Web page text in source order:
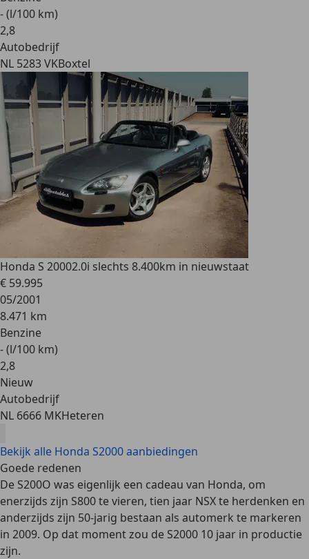
- (l/100 km)
2,8
Autobedrijf
NL 5283 VKBoxtel
Honda S 20002.0i slechts 8.400km in nieuwstaat
€ 59.995
05/2001
8.471 km
Benzine
- (l/100 km)
2,8
Nieuw
Autobedrijf
NL 6666 MKHeteren
Bekijk alle Honda S2000 aanbiedingen
Goede redenen
De S200O was eigenlijk een cadeau van Honda, om
enerzijds zijn S800te vieren, tien jaar NSXte herdenken en
anderzijds zijn 50-jarig bestaan als automerk te markeren
in 2009. Op dat moment zou de S2000 10 jaar in productie
zijn.